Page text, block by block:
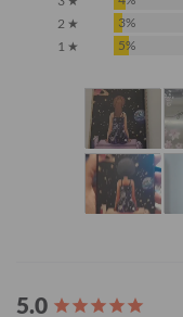
2 ★
3%
1 ★
5%